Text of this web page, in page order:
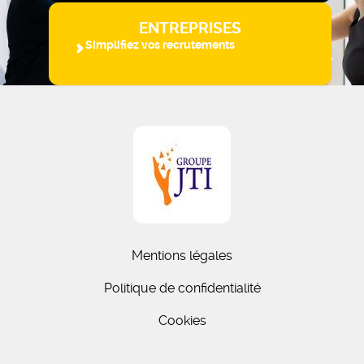
ENTREPRISES
Simplifiez vos recrutements
Mentions légales
Politique de confidentialité
Cookies